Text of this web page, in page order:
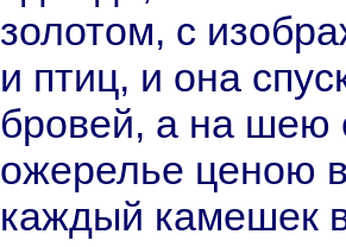
золотом, с
и птиц, и онa
бровей, а нa шею
ожерелье ценою
каждый камешек